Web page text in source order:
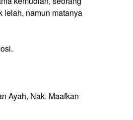
lelah, namun matanya
Ayah, Nak. Maafkan